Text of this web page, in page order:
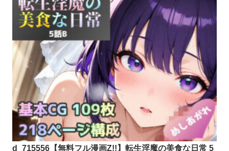
d_715556【無料フル漫画Z!!】転生淫魔の美食な日常 5